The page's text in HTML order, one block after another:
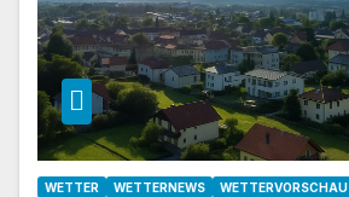
WETTER WETTERNEWS WETTERVORSCHAU